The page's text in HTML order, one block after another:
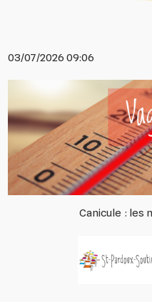
03/07/2026 09:06
Canicule : les